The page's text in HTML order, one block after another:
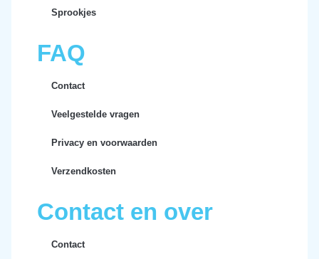
Sprookjes
FAQ
Contact
Veelgestelde vragen
Privacy en voorwaarden
Verzendkosten
Contact en over
Contact